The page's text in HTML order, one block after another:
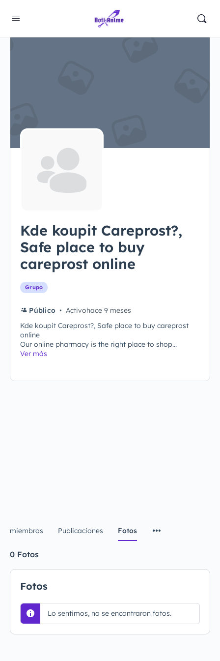
Kde koupit Careprost?,
Safe place to buy
careprost online
Grupo
Público
Activohace 9 meses
Kde koupit Careprost?, Safe place to buy careprost
online
Our online pharmacy is the right place to shop...
Ver más
miembros Publicaciones Fotos
0 Fotos
Fotos
Lo sentimos, no se encontraron fotos.